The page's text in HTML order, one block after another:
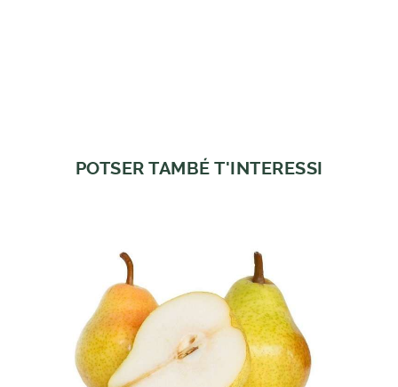
POTSER TAMBÉ T'INTERESSI